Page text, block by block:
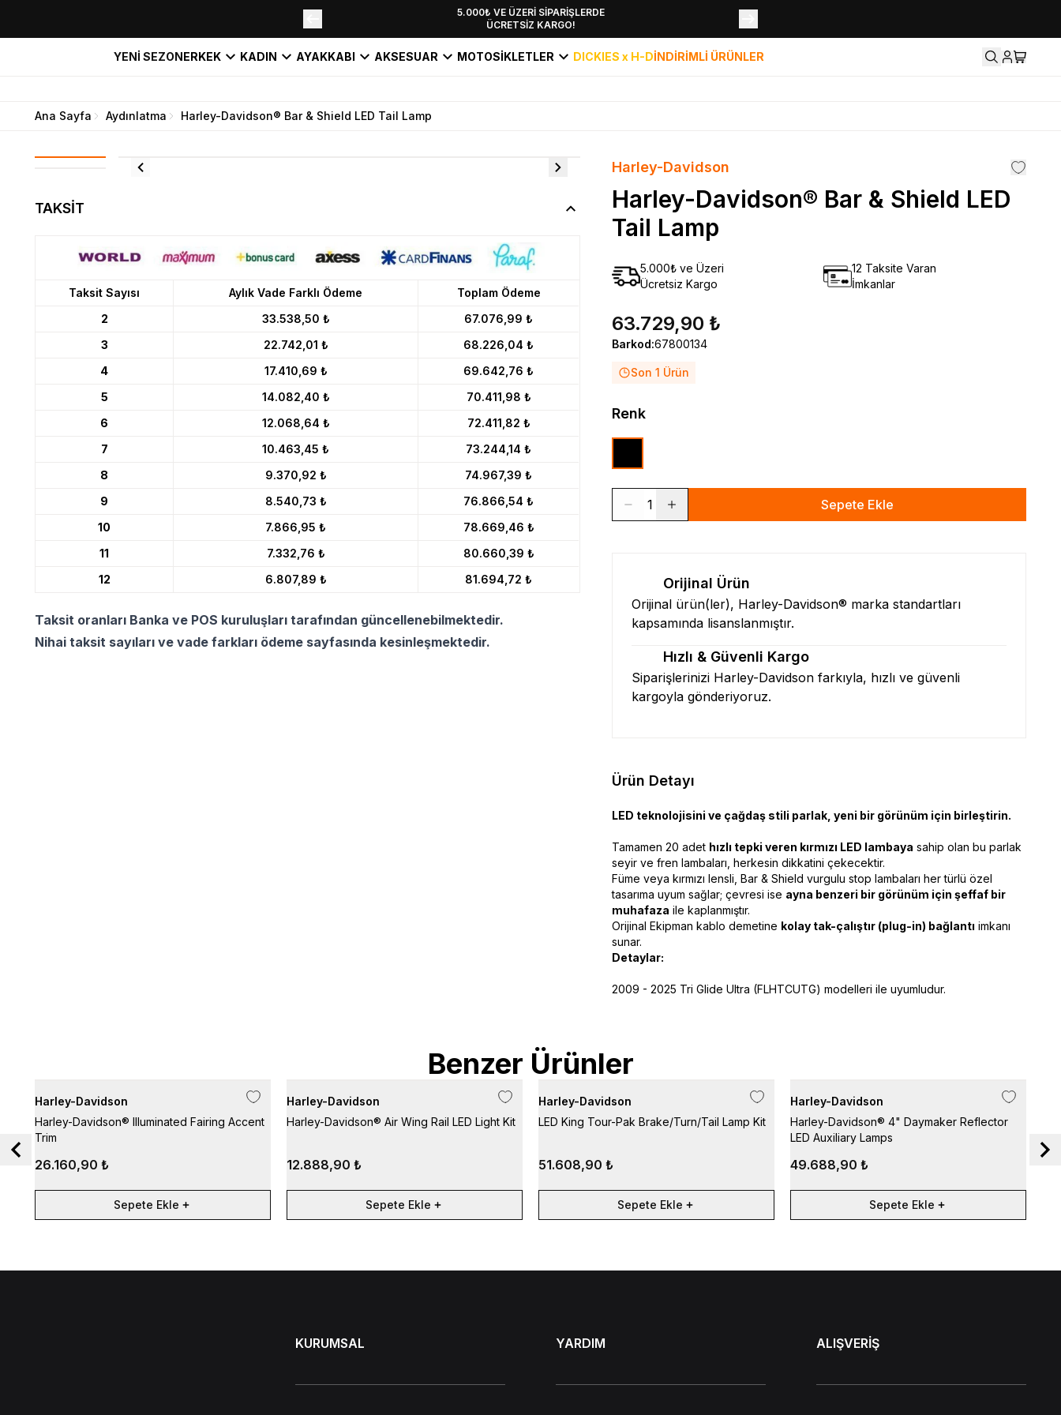
5.000₺ VE ÜZERİ SİPARİŞLERDE
ÜCRETSİZ KARGO!
YENİ SEZON KOLEKSİYONU EKLENDİ,
HEMEN KEŞFET!
YENİ SEZONERKEK KADIN AYAKKABI AKSESUAR MOTOSİKLETLER DICKIES x H-DİNDİRİMLİ ÜRÜNLER
Ana Sayfa Aydınlatma Harley-Davidson® Bar & Shield LED Tail Lamp
TAKSİT
Taksit Sayısı Aylık Vade Farklı Ödeme
Toplam Ödeme
2
33.538,50 ₺
67.076,99 ₺
3
22.742,01 ₺
68.226,04 ₺
4
17.410,69 ₺
69.642,76 ₺
5
14.082,40 ₺
70.411,98 ₺
6
12.068,64 ₺
72.411,82 ₺
7
10.463,45 ₺
73.244,14 ₺
8
9.370,92 ₺
74.967,39 ₺
9
8.540,73 ₺
76.866,54 ₺
10
7.866,95 ₺
78.669,46 ₺
11
7.332,76 ₺
80.660,39 ₺
12
6.807,89 ₺ 81.694,72 ₺
Taksit oranları Banka ve POS kuruluşları tarafından güncellenebilmektedir.
Nihai taksit sayıları ve vade farkları ödeme sayfasında kesinleşmektedir.
Harley-Davidson
Harley-Davidson® Bar & Shield LED
Tail Lamp
5.000₺ ve Üzeri
Ücretsiz Kargo
12 Taksite Varan
İmkanlar
63.729,90 ₺
Barkod:67800134
Son 1 Ürün
Renk
1 Sepete Ekle
Orijinal Ürün
Orijinal ürün(ler), Harley-Davidson® marka standartları
kapsamında lisanslanmıştır.
Hızlı & Güvenli Kargo
Siparişlerinizi Harley-Davidson farkıyla, hızlı ve güvenli
kargoyla gönderiyoruz.
Ürün Detayı
LED teknolojisini ve çağdaş stili parlak, yeni bir görünüm için birleştirin.
Tamamen 20 adet hızlı tepki veren kırmızı LED lambaya sahip olan bu parlak
seyir ve fren lambaları, herkesin dikkatini çekecektir.
Füme veya kırmızı lensli, Bar & Shield vurgulu stop lambaları her türlü özel
tasarıma uyum sağlar; çevresi ise ayna benzeri bir görünüm için şeffaf bir
muhafaza ile kaplanmıştır.
Orijinal Ekipman kablo demetine kolay tak-çalıştır (plug-in) bağlantı imkanı
sunar.
Detaylar:
2009 - 2025 Tri Glide Ultra (FLHTCUTG) modelleri ile uyumludur.
Benzer Ürünler
Harley-Davidson
Harley-Davidson® Illuminated Fairing Accent
Trim
26.160,90 ₺
Sepete Ekle
Harley-Davidson
Harley-Davidson® Air Wing Rail LED Light Kit
12.888,90 ₺
Sepete Ekle
Harley-Davidson
LED King Tour-Pak Brake/Turn/Tail Lamp Kit
51.608,90 ₺
Sepete Ekle
Harley-Davidson
Harley-Davidson® 4" Daymaker Reflector
LED Auxiliary Lamps
49.688,90 ₺
Sepete Ekle
KURUMSAL YARDIM ALIŞVERİŞ